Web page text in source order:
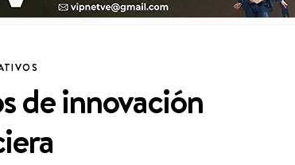
de innovación
In